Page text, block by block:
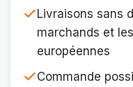
Livraisons sans
marchands et
européennes
Commande